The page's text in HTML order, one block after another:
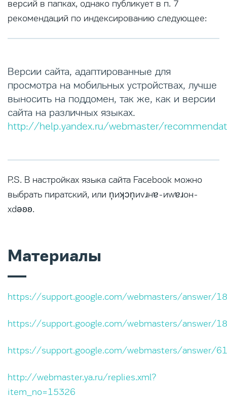
версий в папках, однако публикует в п. 7
рекомендаций по индексированию следующее:
Версии сайта, адаптированные для
просмотра на мобильных устройствах, лучше
выносить на поддомен, так же, как и версии
сайта на различных языках.
http://help.yandex.ru/webmaster/
P.S. В настройках языка сайта Facebook можно
выбрать пиратский, или ņиʞɔņиvɹнɐ-иwɐɹон-
хdǝʚʚ.
Материалы
https://support.google.com/webmasters/answer/
https://support.google.com/webmasters/answer/
https://support.google.com/webmasters/answer/
http://webmaster.ya.ru/replies.xml?
item_no=15326